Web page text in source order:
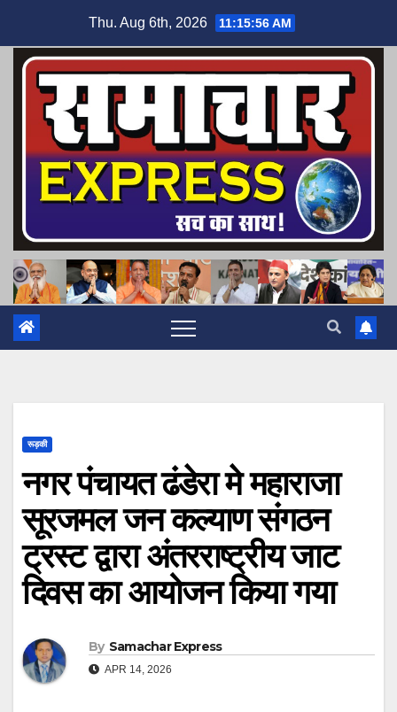
content
Thu. Aug 6th, 2026 11:15:57 AM
रूड़की
नगर पंचायत ढंडेरा मे महाराजा
सूरजमल जन कल्याण संगठन
ट्रस्ट द्वारा अंतरराष्ट्रीय जाट
दिवस का आयोजन किया गया
By Samachar Express
APR 14, 2026